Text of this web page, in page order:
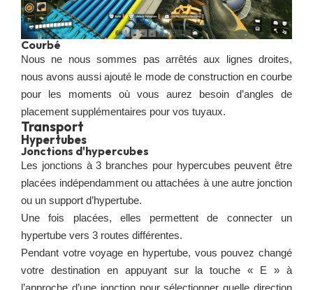
Courbé
Nous ne nous sommes pas arrêtés aux lignes droites,
nous avons aussi ajouté le mode de construction en courbe
pour les moments où vous aurez besoin d’angles de
placement supplémentaires pour vos tuyaux.
Transport
Hypertubes
Jonctions d'hypercubes
Les jonctions à 3 branches pour hypercubes peuvent être
placées indépendamment ou attachées à une autre jonction
ou un support d’hypertube.
Une fois placées, elles permettent de connecter un
hypertube vers 3 routes différentes.
Pendant votre voyage en hypertube, vous pouvez changé
votre destination en appuyant sur la touche « E » à
l’approche d’une jonction pour sélectionner quelle direction